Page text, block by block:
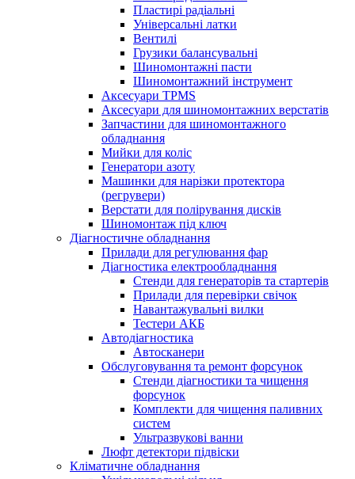
Пластирі радіальні
Універсальні латки
Вентилі
Грузики балансувальні
Шиномонтажні пасти
Шиномонтажний інструмент
Аксесуари TPMS
Аксесуари для шиномонтажних верстатів
Запчастини для шиномонтажного
обладнання
Мийки для коліс
Генератори азоту
Машинки для нарізки протектора
(регрувери)
Верстати для полірування дисків
Шиномонтаж під ключ
Діагностичне обладнання
Прилади для регулювання фар
Діагностика електрообладнання
Стенди для генераторів та стартерів
Прилади для перевірки свічок
Навантажувальні вилки
Тестери АКБ
Автодіагностика
Автосканери
Обслуговування та ремонт форсунок
Стенди діагностики та чищення
форсунок
Комплекти для чищення паливних
систем
Ультразвукові ванни
Люфт детектори підвіски
Кліматичне обладнання